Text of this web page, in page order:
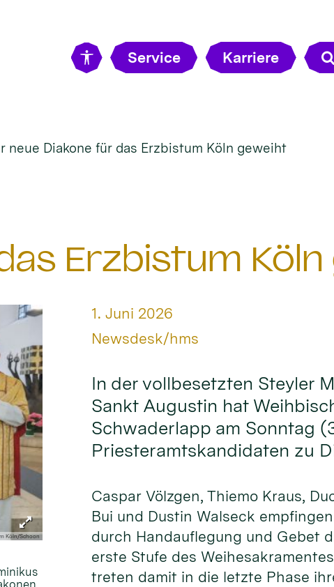
Service Karriere
neue Diakone für das Erzbistum Köln geweiht
Erzbistum
Köln/Schoon
Datum:
1. Juni 2026
Von:
Newsdesk/hms
In der vollbesetzten Steyler
Sankt Augustin hat
Schwaderlapp am Sonntag
Priesteramtskandidaten zu
Caspar Völzgen, Thiemo Kraus,
Bui und Dustin Walseck empfingen
durch Handauflegung und Gebet
erste Stufe des
treten damit in die letzte Phase